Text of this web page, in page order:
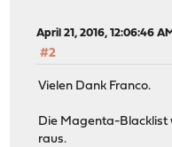
April 21, 2016, 12:06:46 AM
#2
Vielen Dank Franco.
Die Magenta-Blacklist
raus.